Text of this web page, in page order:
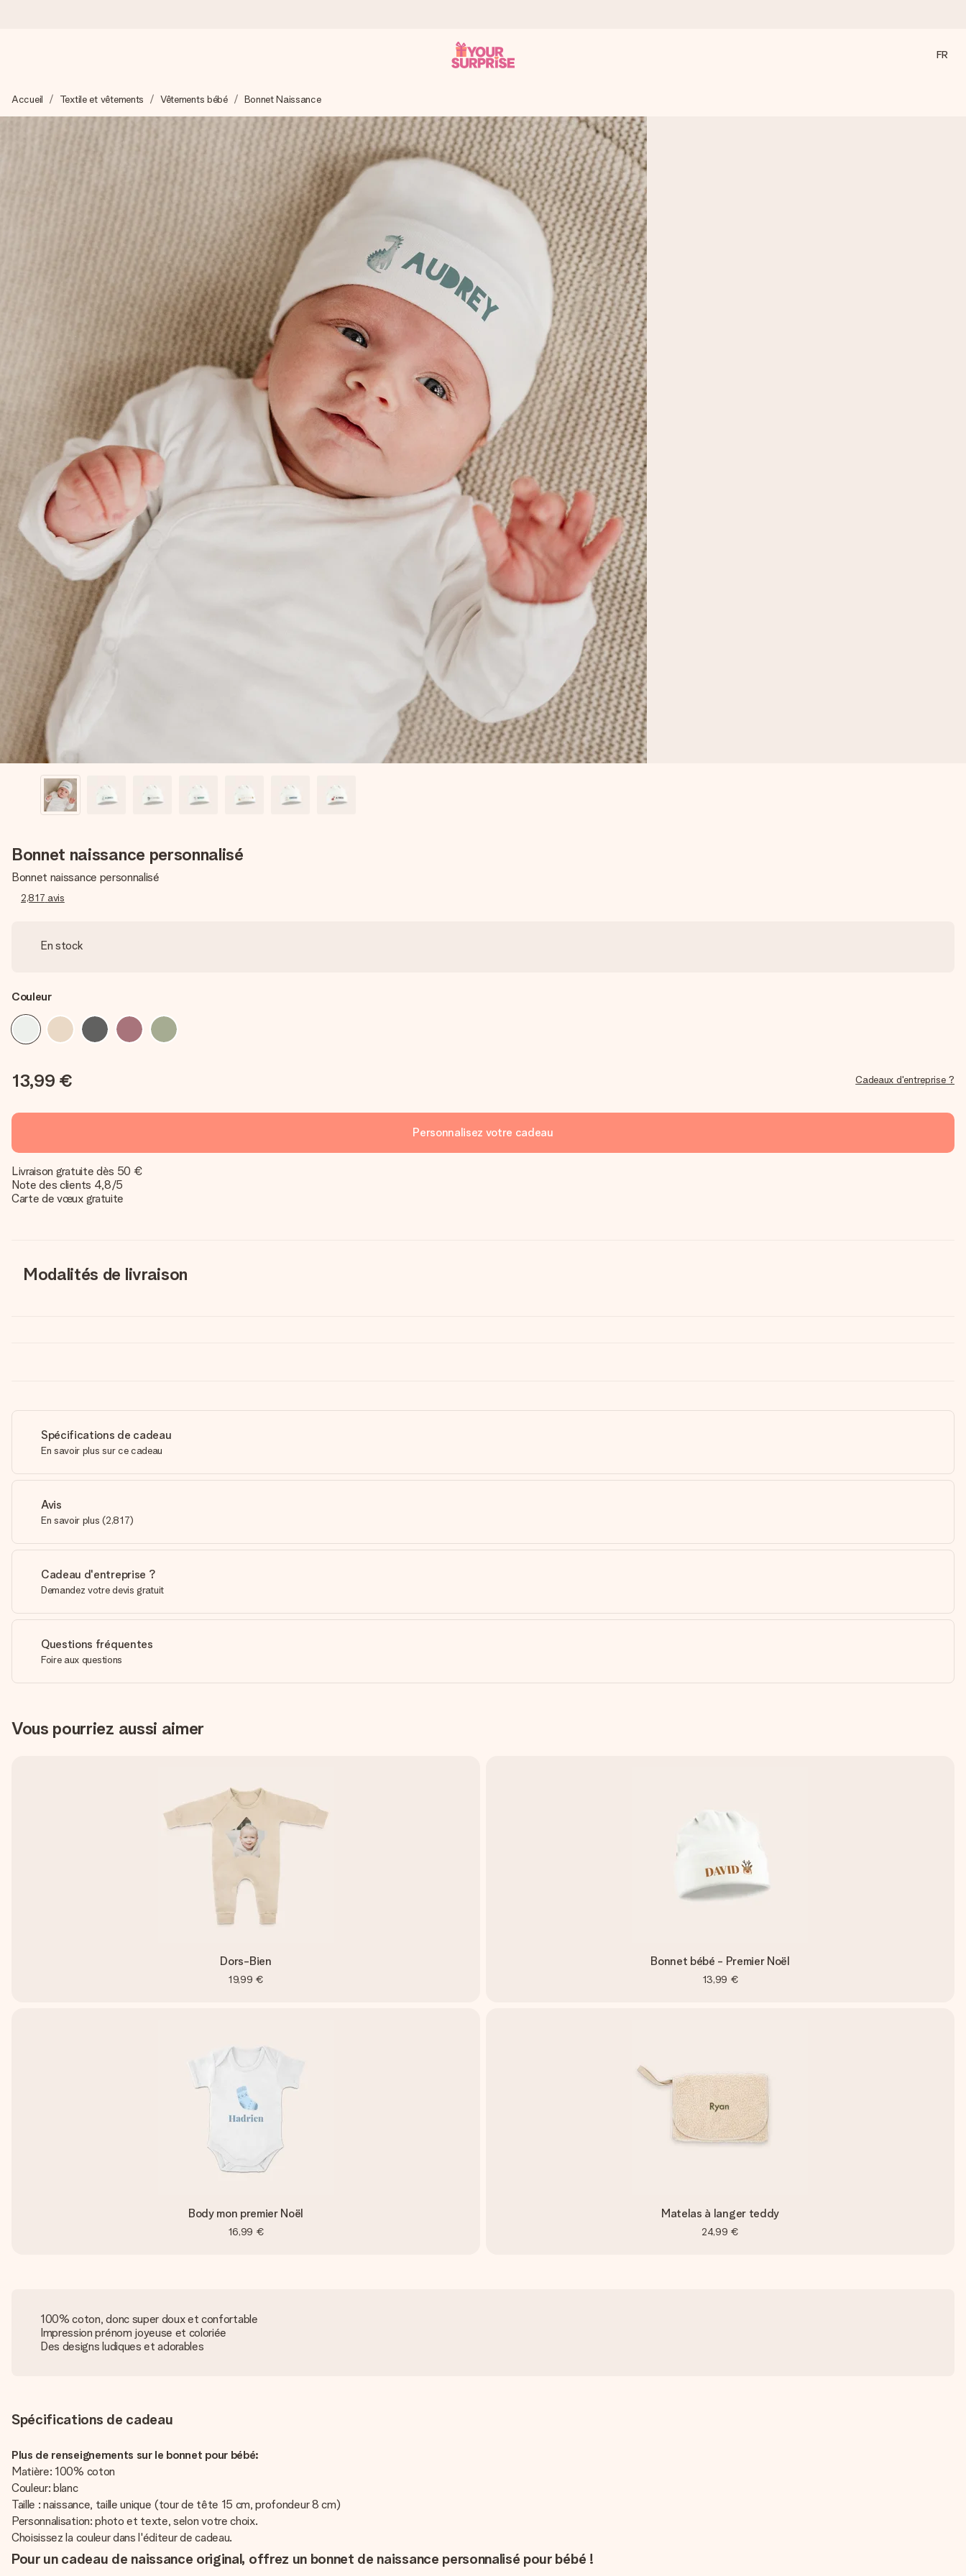
Nous préparons votre cadeau avec attention et l’envoyons en un éclair – pour que vous puissiez l’offrir au bon moment, quand cela compte le plus.
4,9 (sur la base de +15 000 avis)
Nos cadeaux sont appréciés. Les clients nous attribuent une note de 4,9 sur Google Reviews (total de tous les pays où nous sommes présents).
Carte de vœux gratuite
Créez quelque chose d’unique en quelques étapes – avec son prénom, votre photo ou un message qui touche le cœur. Sans complications, juste tout l’amour pour le moment idéal.
FR
Accueil Textile et vêtements Vêtements bébé Bonnet Naissance
Bonnet naissance personnalisé
Bonnet naissance personnalisé
2,817 avis
En stock
Couleur
13,99 € Cadeaux d'entreprise ?
Personnalisez votre cadeau
Livraison gratuite dès 50 €
Note des clients 4,8/5
Carte de vœux gratuite
Modalités de livraison
Spécifications de cadeau
En savoir plus sur ce cadeau
Avis
En savoir plus (2,817)
Cadeau d'entreprise ?
Demandez votre devis gratuit
Questions fréquentes
Foire aux questions
Vous pourriez aussi aimer
Dors-Bien
19,99 €
Bonnet bébé - Premier Noël
13,99 €
Body mon premier Noël
16,99 €
Matelas à langer teddy
24,99 €
100% coton, donc super doux et confortable
Impression prénom joyeuse et coloriée
Des designs ludiques et adorables
Spécifications de cadeau
Plus de renseignements sur le bonnet pour bébé:
Matière: 100% coton
Couleur: blanc
Taille : naissance, taille unique (tour de tête 15 cm, profondeur 8 cm)
Personnalisation: photo et texte, selon votre choix.
Choisissez la couleur dans l'éditeur de cadeau.
Pour un cadeau de naissance original, offrez un bonnet de naissance personnalisé pour bébé !